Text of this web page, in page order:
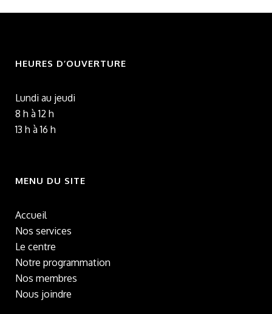
HEURES D’OUVERTURE
Lundi au jeudi
8 h à 12 h
13 h à 16 h
MENU DU SITE
Accueil
Nos services
Le centre
Notre programmation
Nos membres
Nous joindre